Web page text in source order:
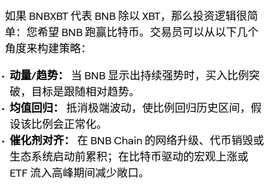
如果 BNBXBT 代表 BNB 除以 XBT，那么投资逻辑很简
单：您希望 BNB 跑赢比特币。交易员可以从以下几个
角度来构建策略：
动量/趋势：
当 BNB 显示出持续强势时，买入比例突
破，目标是跟随相对趋势。
均值回归：
抵消极端波动，使比例回归历史区间，假
设该比例会正常化。
催化剂对齐：
在 BNB Chain 的网络升级、代币销毁或
生态系统启动前累积；在比特币驱动的宏观上涨或
ETF 流入高峰期间减少敞口。